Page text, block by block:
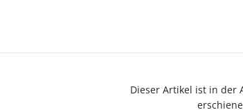
Dieser Artikel ist in der